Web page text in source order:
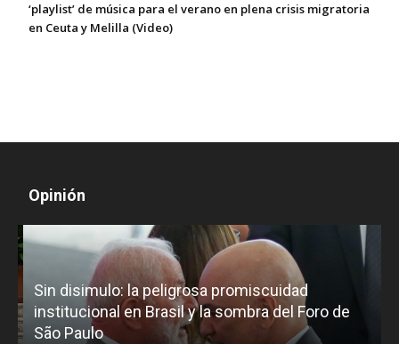
‘playlist’ de música para el verano en plena crisis migratoria
en Ceuta y Melilla (Video)
Opinión
Sin disimulo: la peligrosa promiscuidad
institucional en Brasil y la sombra del Foro de
São Paulo